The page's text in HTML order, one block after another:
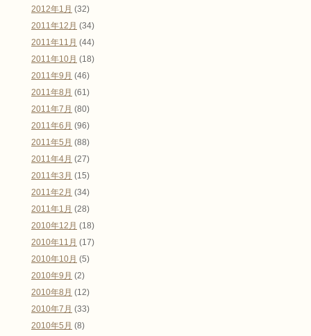
2012年1月 (32)
2011年12月 (34)
2011年11月 (44)
2011年10月 (18)
2011年9月 (46)
2011年8月 (61)
2011年7月 (80)
2011年6月 (96)
2011年5月 (88)
2011年4月 (27)
2011年3月 (15)
2011年2月 (34)
2011年1月 (28)
2010年12月 (18)
2010年11月 (17)
2010年10月 (5)
2010年9月 (2)
2010年8月 (12)
2010年7月 (33)
2010年5月 (8)